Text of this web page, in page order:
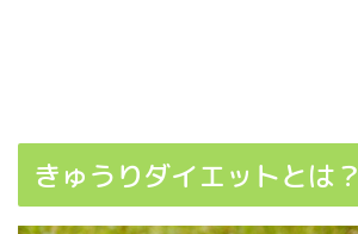
きゅうりダイエットとは？